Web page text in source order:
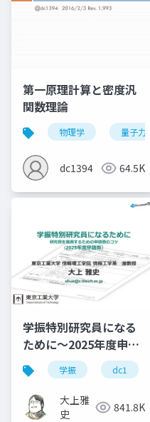
第一原理計算と密度汎
関数理論
物理学 量子力学
dc1394 64.5K
学振特別研究員になる
ために～2025年度申請
版
学振 dc1
大上雅
史
841.8K